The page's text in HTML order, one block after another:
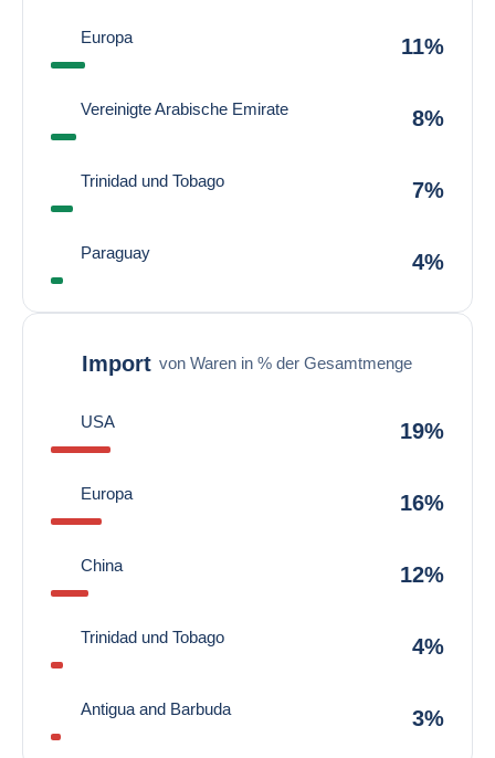
Europa 11%
Vereinigte Arabische Emirate 8%
Trinidad und Tobago 7%
Paraguay 4%
Import von Waren in % der Gesamtmenge
USA 19%
Europa 16%
China 12%
Trinidad und Tobago 4%
Antigua and Barbuda 3%